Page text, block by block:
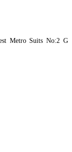
Metro Suits No:2 G